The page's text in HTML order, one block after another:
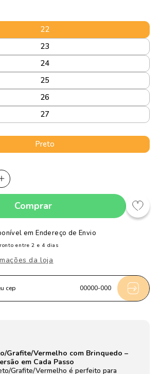
22
23
24
25
26
27
Preto
Aumentar
a
quantidade
de
Tênis
Infantil
Menino
Baby
Comprar
emEndereço de Envio
entre 2 e 4 dias
da loja
cep 00000-000
Grafite/Vermelho com Brinquedo –
em Cada Passo
Grafite/Vermelho é perfeito para